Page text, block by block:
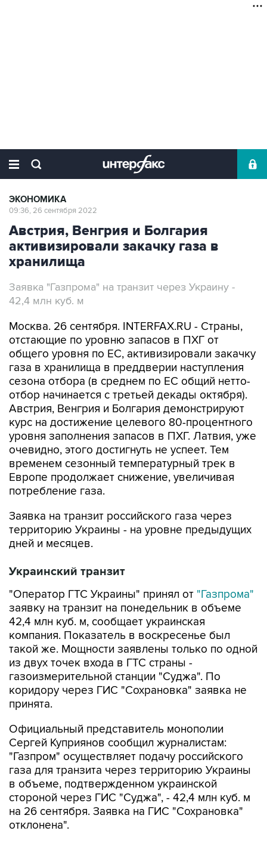
ЭКОНОМИКА
09:36, 26 сентября 2022
Австрия, Венгрия и Болгария
активизировали закачку газа в
хранилища
Заявка "Газпрома" на транзит через Украину -
42,4 млн куб. м
Москва. 26 сентября. INTERFAX.RU - Страны,
отстающие по уровню запасов в ПХГ от
общего уровня по ЕС, активизировали закачку
газа в хранилища в преддверии наступления
сезона отбора (в среднем по ЕС общий нетто-
отбор начинается с третьей декады октября).
Австрия, Венгрия и Болгария демонстрируют
курс на достижение целевого 80-процентного
уровня заполнения запасов в ПХГ. Латвия, уже
очевидно, этого достигнуть не успеет. Тем
временем сезонный температурный трек в
Европе продолжает снижение, увеличивая
потребление газа.
Заявка на транзит российского газа через
территорию Украины - на уровне предыдущих
дней и месяцев.
Украинский транзит
"Оператор ГТС Украины" принял от "Газпрома"
заявку на транзит на понедельник в объеме
42,4 млн куб. м, сообщает украинская
компания. Показатель в воскресенье был
такой же. Мощности заявлены только по одной
из двух точек входа в ГТС страны -
газоизмерительной станции "Суджа". По
коридору через ГИС "Сохрановка" заявка не
принята.
Официальный представитель монополии
Сергей Куприянов сообщил журналистам:
"Газпром" осуществляет подачу российского
газа для транзита через территорию Украины
в объеме, подтвержденном украинской
стороной через ГИС "Суджа", - 42,4 млн куб. м
на 26 сентября. Заявка на ГИС "Сохрановка"
отклонена".